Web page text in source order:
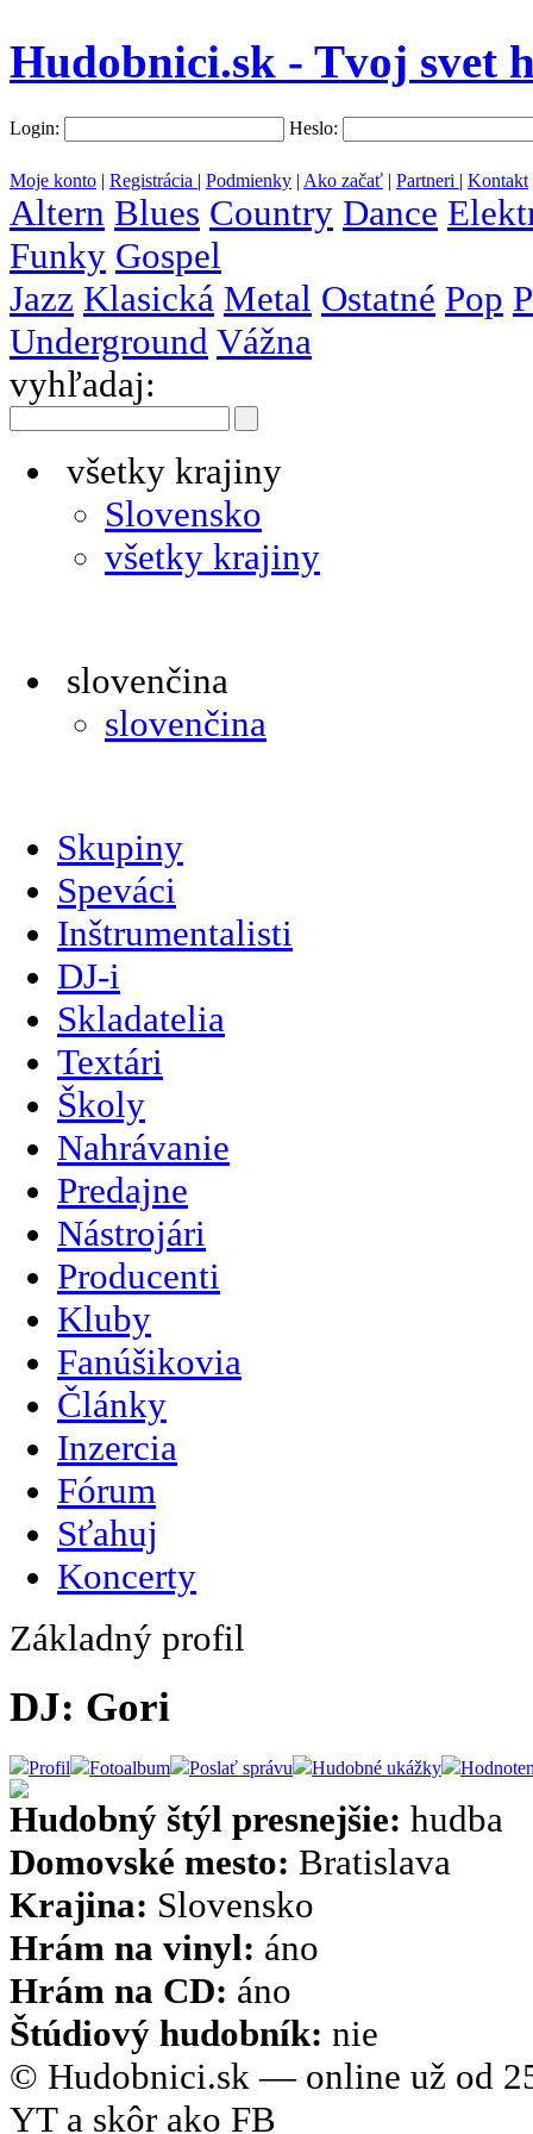
Hudobnici.sk - Tvoj svet
Login: Heslo:
Moje konto | Registrácia | Podmienky | Ako začať | Partneri | Kontakt
Altern Blues Country Dance
Funky Gospel
Jazz Klasická Metal Ostatné Pop
Underground Vážna
vyhľadaj:
všetky krajiny
Slovensko
všetky krajiny
slovenčina
slovenčina
Skupiny
Speváci
Inštrumentalisti
DJ-i
Skladatelia
Textári
Školy
Nahrávanie
Predajne
Nástrojári
Producenti
Kluby
Fanúšikovia
Články
Inzercia
Fórum
Sťahuj
Koncerty
Základný profil
DJ: Gori
Profil Fotoalbum Poslať správu Hudobné ukážky
Hudobný štýl presnejšie: hudba
Domovské mesto: Bratislava
Krajina: Slovensko
Hrám na vinyl: áno
Hrám na CD: áno
Štúdiový hudobník: nie
© Hudobnici.sk — online už od
YT a skôr ako FB